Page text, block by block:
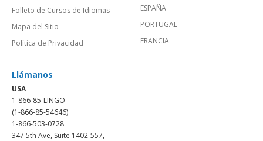
Folleto de Cursos de Idiomas
Mapa del Sitio
Política de Privacidad
ESPAÑA
PORTUGAL
FRANCIA
Llámanos
USA
1-866-85-LINGO
(1-866-85-54646)
1-866-503-0728
347 5th Ave, Suite 1402-557,